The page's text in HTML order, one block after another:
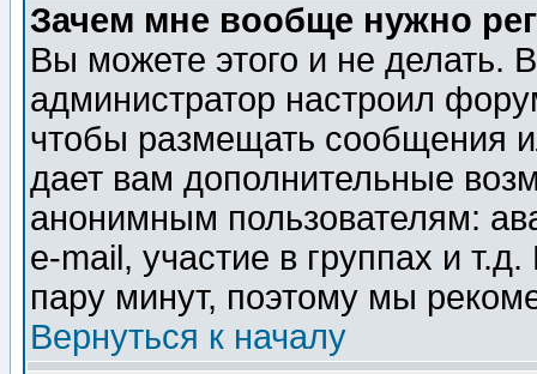
Зачем мне вообще нужно
Вы можете этого и не делать.
администратор настроил
чтобы размещать сообщения
дает вам дополнительные
анонимным пользователям:
e-mail, участие в группах и
пару минут, поэтому мы
Вернуться к началу